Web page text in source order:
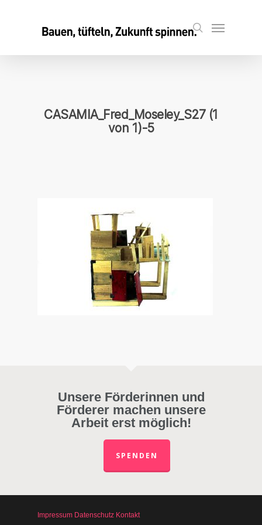
search
Menu
CASAMIA_Fred_Moseley_S27 (1
von 1)-5
Unsere Förderinnen und
Förderer machen unsere
Arbeit erst möglich!
SPENDEN
Impressum Datenschutz Kontakt